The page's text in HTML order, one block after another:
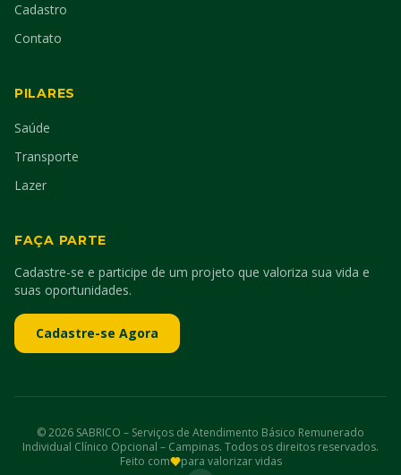
Cadastro
Contato
PILARES
Saúde
Transporte
Lazer
FAÇA PARTE
Cadastre-se e participe de um projeto que valoriza sua vida e
suas oportunidades.
Cadastre-se Agora
©2026 SABRICO – Serviços de Atendimento Básico Remunerado
Individual Clínico Opcional – Campinas. Todos os direitos reservados.
Feito com
para valorizar vidas